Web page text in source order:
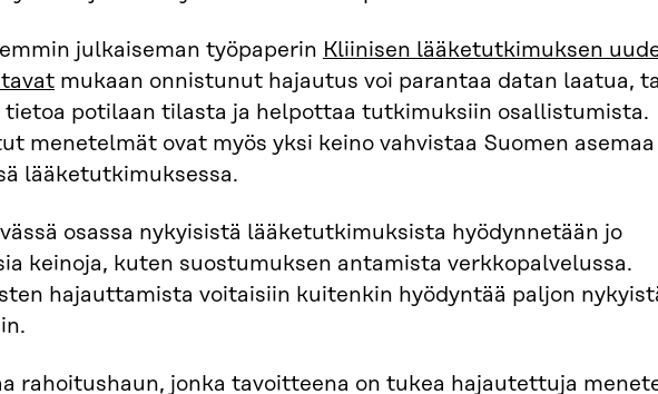
julkaiseman työpaperin Kliinisen lääketutkimuksen
mukaan onnistunut hajautus voi parantaa datan laatua,
tietoa potilaan tilasta ja helpottaa tutkimuksiin osallistumista.
menetelmät ovat myös yksi keino vahvistaa Suomen asemaa
lääketutkimuksessa.
osassa nykyisistä lääketutkimuksista hyödynnetään jo
keinoja, kuten suostumuksen antamista verkkopalvelussa.
hajauttamista voitaisiin kuitenkin hyödyntää paljon
rahoitushaun, jonka tavoitteena on tukea hajautettuja